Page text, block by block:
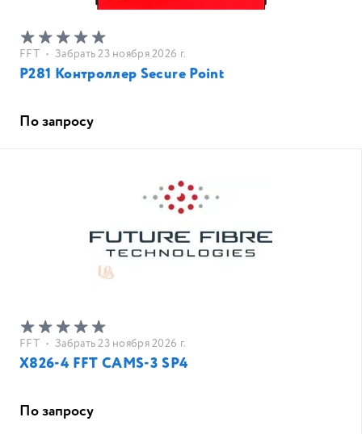
FFT • Забрать 23 ноября 2026 г.
P281 Контроллер Secure Point
По запросу
FFT • Забрать 23 ноября 2026 г.
X826-4 FFT CAMS-3 SP4
По запросу